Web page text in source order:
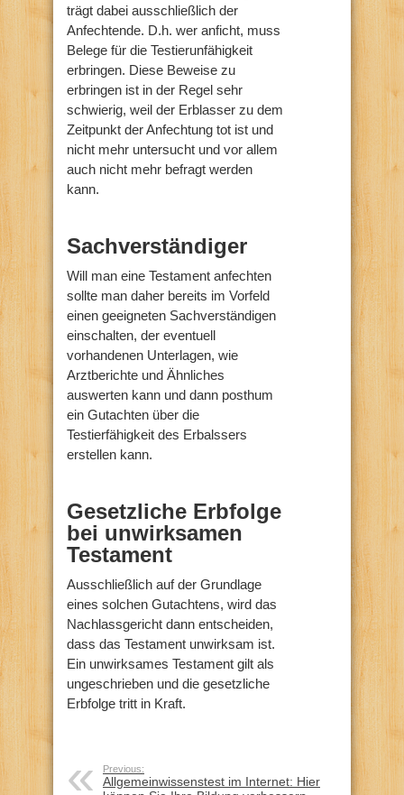
trägt dabei ausschließlich der
Anfechtende. D.h. wer anficht, muss
Belege für die Testierunfähigkeit
erbringen. Diese Beweise zu
erbringen ist in der Regel sehr
schwierig, weil der Erblasser zu dem
Zeitpunkt der Anfechtung tot ist und
nicht mehr untersucht und vor allem
auch nicht mehr befragt werden
kann.
Sachverständiger
Will man eine Testament anfechten
sollte man daher bereits im Vorfeld
einen geeigneten Sachverständigen
einschalten, der eventuell
vorhandenen Unterlagen, wie
Arztberichte und Ähnliches
auswerten kann und dann posthum
ein Gutachten über die
Testierfähigkeit des Erbalssers
erstellen kann.
Gesetzliche Erbfolge
bei unwirksamen
Testament
Ausschließlich auf der Grundlage
eines solchen Gutachtens, wird das
Nachlassgericht dann entscheiden,
dass das Testament unwirksam ist.
Ein unwirksames Testament gilt als
ungeschrieben und die gesetzliche
Erbfolge tritt in Kraft.
Previous:
Allgemeinwissenstest im Internet: Hier